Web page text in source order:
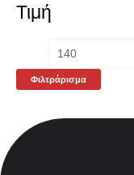
Τιμή
Φιλτράρισμα